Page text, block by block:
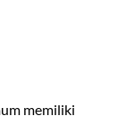
memiliki